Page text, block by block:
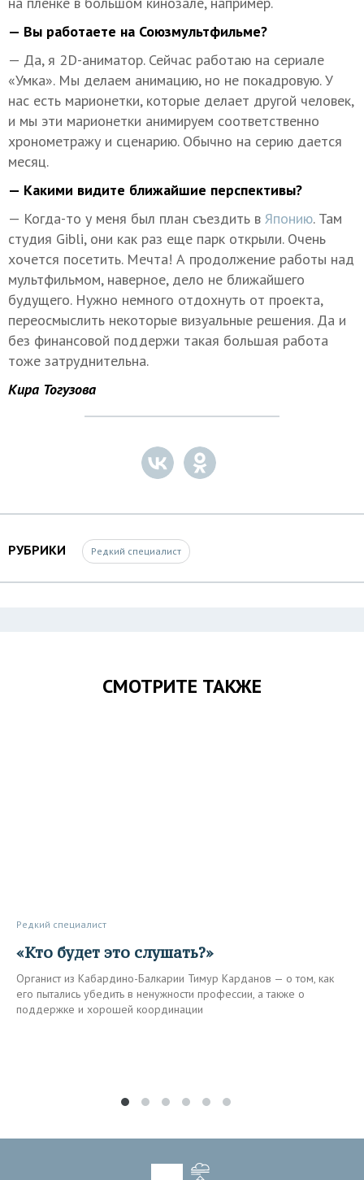
— Вы работаете на Союзмультфильме?
— Да, я 2D-аниматор. Сейчас работаю на сериале
«Умка». Мы делаем анимацию, но не покадровую. У
нас есть марионетки, которые делает другой человек,
и мы эти марионетки анимируем соответственно
хронометражу и сценарию. Обычно на серию дается
месяц.
— Какими видите ближайшие перспективы?
— Когда-то у меня был план съездить в Японию. Там
студия Gibli, они как раз еще парк открыли. Очень
хочется посетить. Мечта! А продолжение работы над
мультфильмом, наверное, дело не ближайшего
будущего. Нужно немного отдохнуть от проекта,
переосмыслить некоторые визуальные решения. Да и
без финансовой поддержи такая большая работа
тоже затруднительна.
Кира Тогузова
РУБРИКИ Редкий специалист
СМОТРИТЕ ТАКЖЕ
Редкий специалист
«Кто будет это слушать?»
Органист из Кабардино-Балкарии Тимур Карданов — о том, как
его пытались убедить в ненужности профессии, а также о
поддержке и хорошей координации